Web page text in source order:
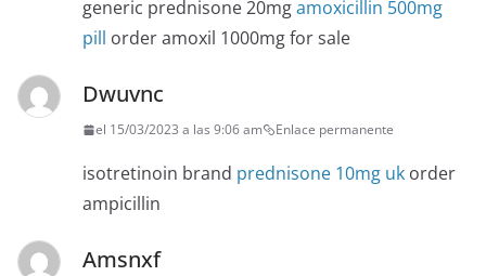
generic prednisone 20mgamoxicillin 500mg
pill order amoxil 1000mg for sale
Dwuvnc
el 15/03/2023 a las 9:06 am Enlace permanente
isotretinoin brand prednisone 10mg uk order
ampicillin
Amsnxf